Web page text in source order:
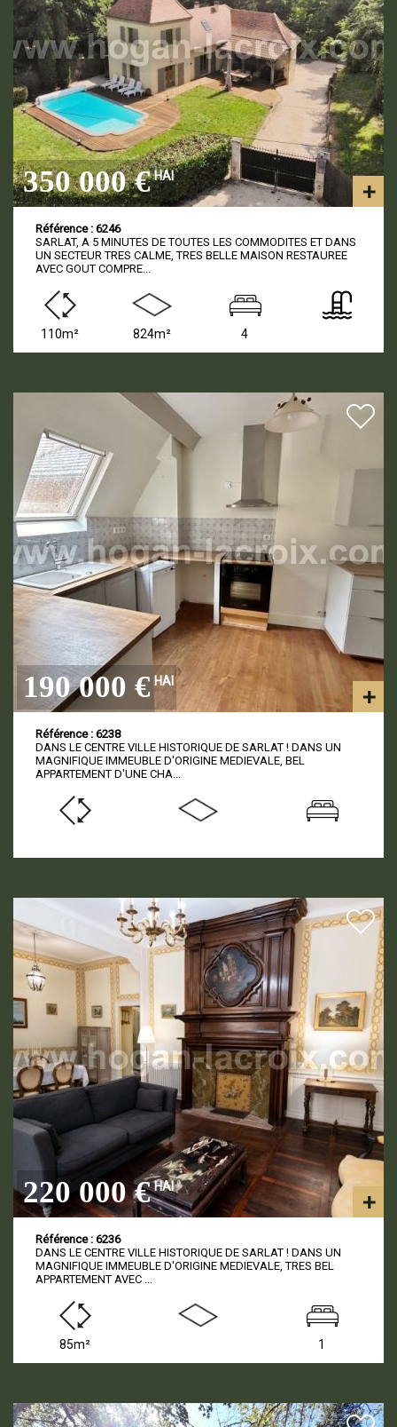
350 000 € HAI
Référence : 6246
SARLAT, A 5 MINUTES DE TOUTES LES COMMODITES ET DANS
UN SECTEUR TRES CALME, TRES BELLE MAISON RESTAUREE
AVEC GOUT COMPRE...
110m² 824m² 4
190 000 € HAI
Référence : 6238
DANS LE CENTRE VILLE HISTORIQUE DE SARLAT ! DANS UN
MAGNIFIQUE IMMEUBLE D'ORIGINE MEDIEVALE, BEL
APPARTEMENT D'UNE CHA...
220 000 € HAI
Référence : 6236
DANS LE CENTRE VILLE HISTORIQUE DE SARLAT ! DANS UN
MAGNIFIQUE IMMEUBLE D'ORIGINE MEDIEVALE, TRES BEL
APPARTEMENT AVEC ...
85m² 1